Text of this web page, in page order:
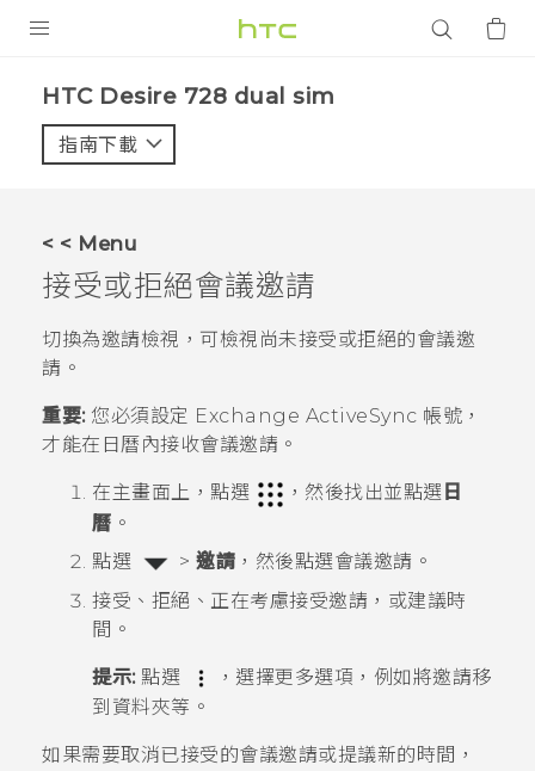
VIVE
應用程式
支援服務
HTC Desire 728 dual sim‎
指南下載
< < Menu
接受或拒絕會議邀請
切換為邀請檢視，可檢視尚未接受或拒絕的會議邀
請。
重要:您必須設定 Exchange ActiveSync 帳號，
才能在 日曆 內接收會議邀請。
在主畫面上，點選 ，然後找出並點選 日
曆 。
點選
> 邀請 ，然後點選會議邀請。
接受、拒絕、正在考慮接受邀請，或建議時
間。
提示:點選
，選擇更多選項，例如將邀請移
到資料夾等。
如果需要取消已接受的會議邀請或提議新的時間，